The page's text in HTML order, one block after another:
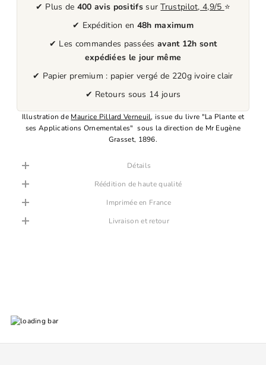
✔ Plus de 400 avis positifssurTrustpilot, 4,9/5 ⭐
✔ Expédition en 48h maximum
✔ Les commandes passées avant 12h sont
expédiées le jour même
✔ Papier premium : papier vergé de 220g ivoire clair
✔ Retours sous 14 jours
Illustration de Maurice Pillard Verneuil, issue du livre "La Plante et
ses Applications Ornementales" sous la direction de Mr Eugène
Grasset, 1896.
Détails
Réédition de haute qualité
Imprimée en France
Livraison et retour